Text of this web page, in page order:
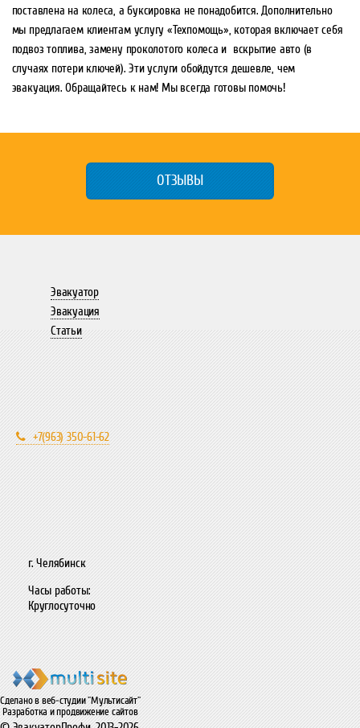
поставлена на колеса, а буксировка не понадобится. Дополнительно
мы предлагаем клиентам услугу «Техпомощь», которая включает себя
подвоз топлива, замену проколотого колеса и вскрытие авто (в
случаях потери ключей). Эти услуги обойдутся дешевле, чем
эвакуация. Обращайтесь к нам! Мы всегда готовы помочь!
ОТЗЫВЫ
Эвакуатор
Эвакуация
Статьи
+7(963) 350-61-62
г. Челябинск
Часы работы:
Круглосуточно
Сделано в веб-студии "Мультисайт"
Разработка и продвижение сайтов